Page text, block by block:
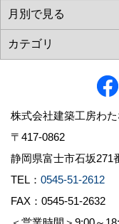
株式会社建築工房わ
〒417-0862
静岡県富士市石坂
TEL： 0545-51-2612
FAX：0545-51-2632